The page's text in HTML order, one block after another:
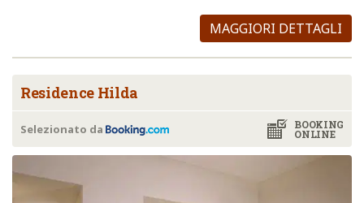
MAGGIORI DETTAGLI
Residence Hilda
BOOKING
ONLINE
Selezionato da